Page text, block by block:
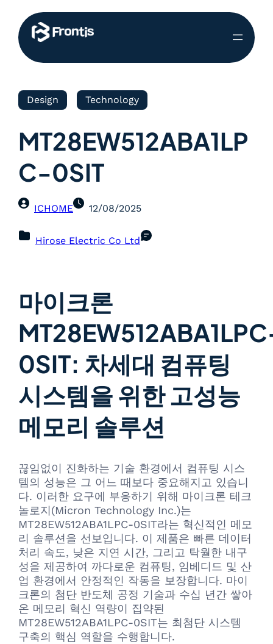
Design Technology
MT28EW512ABA1LP
C-0SIT
ICHOME 12/08/2025
Hirose Electric Co Ltd
마이크론
0SIT: 차세대 컴퓨팅
시스템을 위한 고성능
메모리 솔루션
끊임없이 진화하는 기술 환경에서 컴퓨팅 시스
템의 성능은 그 어느 때보다 중요해지고 있습니
다. 이러한 요구에 부응하기 위해 마이크론 테크
놀로지(Micron Technology Inc.)는
MT28EW512ABA1LPC-0SIT라는 혁신적인 메모
리 솔루션을 선보입니다. 이 제품은 빠른 데이터
처리 속도, 낮은 지연 시간, 그리고 탁월한 내구
성을 제공하여 까다로운 컴퓨팅, 임베디드 및 산
업 환경에서 안정적인 작동을 보장합니다. 마이
크론의 첨단 반도체 공정 기술과 수십 년간 쌓아
온 메모리 혁신 역량이 집약된
MT28EW512ABA1LPC-0SIT는 최첨단 시스템
구축의 핵심 역할을 수행합니다.